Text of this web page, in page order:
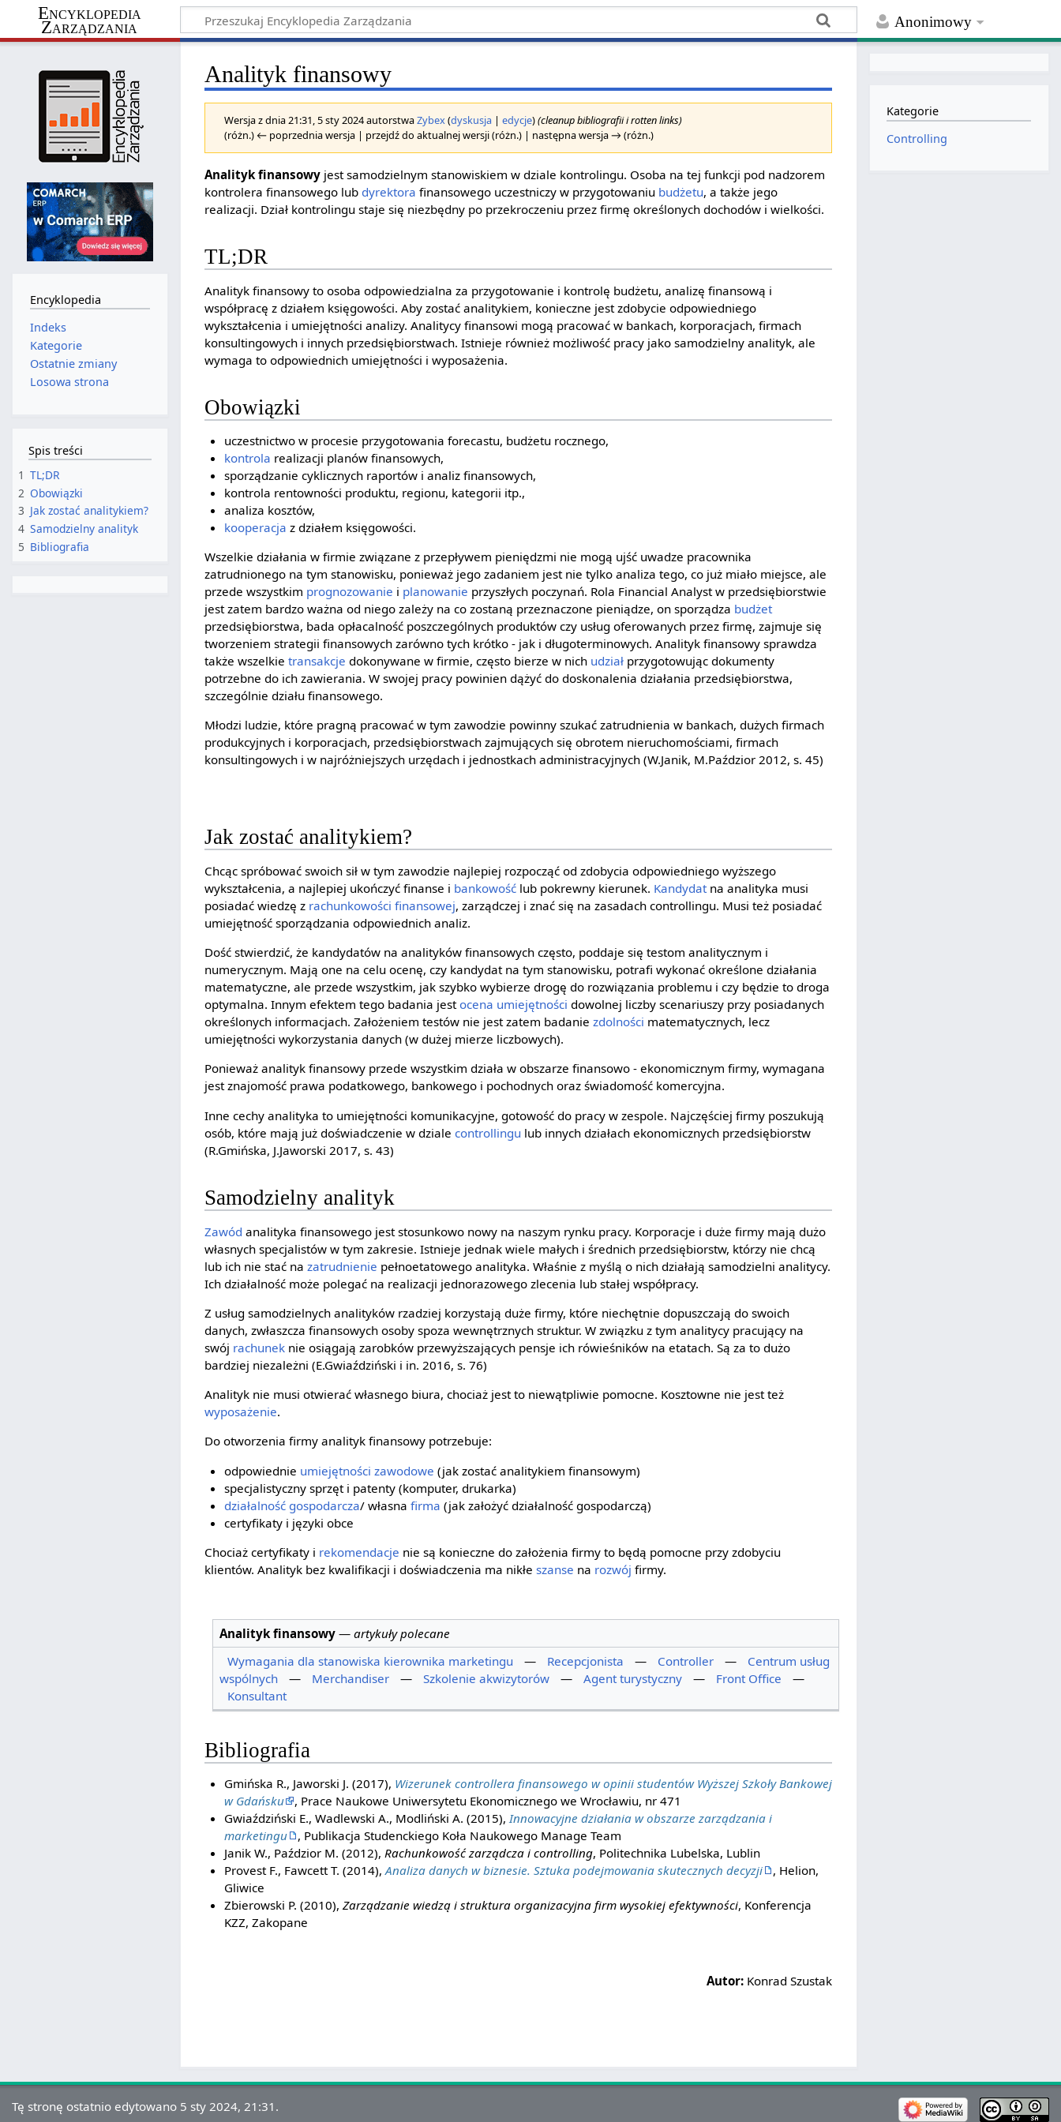
Anonimowy
Encyklopedia
Zarządzania
Analityk finansowy
Wersja z dnia 21:31, 5 sty 2024 autorstwaZybex(dyskusja |edycje)(cleanup bibliografii i rotten links)
(różn.) ← poprzednia wersja | przejdź do aktualnej wersji (różn.) | następna wersja → (różn.)
Analityk finansowy jest samodzielnym stanowiskiem w dziale kontrolingu. Osoba na tej funkcji pod nadzorem
kontrolera finansowego lub dyrektora finansowego uczestniczy w przygotowaniu budżetu, a także jego
realizacji. Dział kontrolingu staje się niezbędny po przekroczeniu przez firmę określonych dochodów i wielkości.
TL;DR
Analityk finansowy to osoba odpowiedzialna za przygotowanie i kontrolę budżetu, analizę finansową i
współpracę z działem księgowości. Aby zostać analitykiem, konieczne jest zdobycie odpowiedniego
wykształcenia i umiejętności analizy. Analitycy finansowi mogą pracować w bankach, korporacjach, firmach
konsultingowych i innych przedsiębiorstwach. Istnieje również możliwość pracy jako samodzielny analityk, ale
wymaga to odpowiednich umiejętności i wyposażenia.
Obowiązki
uczestnictwo w procesie przygotowania forecastu, budżetu rocznego,
kontrola realizacji planów finansowych,
sporządzanie cyklicznych raportów i analiz finansowych,
kontrola rentowności produktu, regionu, kategorii itp.,
analiza kosztów,
kooperacja z działem księgowości.
Wszelkie działania w firmie związane z przepływem pieniędzmi nie mogą ujść uwadze pracownika
zatrudnionego na tym stanowisku, ponieważ jego zadaniem jest nie tylko analiza tego, co już miało miejsce, ale
przede wszystkim prognozowanie i planowanie przyszłych poczynań. Rola Financial Analyst w przedsiębiorstwie
jest zatem bardzo ważna od niego zależy na co zostaną przeznaczone pieniądze, on sporządza budżet
przedsiębiorstwa, bada opłacalność poszczególnych produktów czy usług oferowanych przez firmę, zajmuje się
tworzeniem strategii finansowych zarówno tych krótko - jak i długoterminowych. Analityk finansowy sprawdza
także wszelkietransakcje dokonywane w firmie, często bierze w nich udział przygotowując dokumenty
potrzebne do ich zawierania. W swojej pracy powinien dążyć do doskonalenia działania przedsiębiorstwa,
szczególnie działu finansowego.
Młodzi ludzie, które pragną pracować w tym zawodzie powinny szukać zatrudnienia w bankach, dużych firmach
produkcyjnych i korporacjach, przedsiębiorstwach zajmujących się obrotem nieruchomościami, firmach
konsultingowych i w najróżniejszych urzędach i jednostkach administracyjnych (W.Janik, M.Paździor 2012, s. 45)
Jak zostać analitykiem?
Chcąc spróbować swoich sił w tym zawodzie najlepiej rozpocząć od zdobycia odpowiedniego wyższego
wykształcenia, a najlepiej ukończyć finanse i bankowość lub pokrewny kierunek. Kandydat na analityka musi
posiadać wiedzę z rachunkowości finansowej, zarządczej i znać się na zasadach controllingu. Musi też posiadać
umiejętność sporządzania odpowiednich analiz.
Dość stwierdzić, że kandydatów na analityków finansowych często, poddaje się testom analitycznym i
numerycznym. Mają one na celu ocenę, czy kandydat na tym stanowisku, potrafi wykonać określone działania
matematyczne, ale przede wszystkim, jak szybko wybierze drogę do rozwiązania problemu i czy będzie to droga
optymalna. Innym efektem tego badania jestocena umiejętności dowolnej liczby scenariuszy przy posiadanych
określonych informacjach. Założeniem testów nie jest zatem badaniezdolności matematycznych, lecz
umiejętności wykorzystania danych (w dużej mierze liczbowych).
Ponieważ analityk finansowy przede wszystkim działa w obszarze finansowo - ekonomicznym firmy, wymagana
jest znajomość prawa podatkowego, bankowego i pochodnych oraz świadomość komercyjna.
Inne cechy analityka to umiejętności komunikacyjne, gotowość do pracy w zespole. Najczęściej firmy poszukują
osób, które mają już doświadczenie w dzialecontrollingu lub innych działach ekonomicznych przedsiębiorstw
(R.Gmińska, J.Jaworski 2017, s. 43)
Samodzielny analityk
Zawód analityka finansowego jest stosunkowo nowy na naszym rynku pracy. Korporacje i duże firmy mają dużo
własnych specjalistów w tym zakresie. Istnieje jednak wiele małych i średnich przedsiębiorstw, którzy nie chcą
lub ich nie stać nazatrudnienie pełnoetatowego analityka. Właśnie z myślą o nich działają samodzielni analitycy.
Ich działalność może polegać na realizacji jednorazowego zlecenia lub stałej współpracy.
Z usług samodzielnych analityków rzadziej korzystają duże firmy, które niechętnie dopuszczają do swoich
danych, zwłaszcza finansowych osoby spoza wewnętrznych struktur. W związku z tym analitycy pracujący na
swój rachunek nie osiągają zarobków przewyższających pensje ich rówieśników na etatach. Są za to dużo
bardziej niezależni (E.Gwiaździński i in. 2016, s. 76)
Analityk nie musi otwierać własnego biura, chociaż jest to niewątpliwie pomocne. Kosztowne nie jest też
wyposażenie.
Do otworzenia firmy analityk finansowy potrzebuje:
odpowiednie umiejętności zawodowe (jak zostać analitykiem finansowym)
specjalistyczny sprzęt i patenty (komputer, drukarka)
działalność gospodarcza/ własna firma (jak założyć działalność gospodarczą)
certyfikaty i języki obce
Chociaż certyfikaty i rekomendacje nie są konieczne do założenia firmy to będą pomocne przy zdobyciu
klientów. Analityk bez kwalifikacji i doświadczenia ma nikłeszanse na rozwój firmy.
Analityk finansowy— artykuły polecane
Wymagania dla stanowiska kierownika marketingu
— Recepcjonista — Controller —
Centrum usług
wspólnych
— Merchandiser — Szkolenie akwizytorów — Agent turystyczny — Front Office
—
Konsultant
Bibliografia
Gmińska R., Jaworski J. (2017), Wizerunek controllera finansowego w opinii studentów Wyższej Szkoły Bankowej
w Gdańsku
, Prace Naukowe Uniwersytetu Ekonomicznego we Wrocławiu, nr 471
Gwiaździński E., Wadlewski A., Modliński A. (2015),Innowacyjne działania w obszarze zarządzania i
marketingu
, Publikacja Studenckiego Koła Naukowego Manage Team
Janik W., Paździor M. (2012), Rachunkowość zarządcza i controlling, Politechnika Lubelska, Lublin
Provest F., Fawcett T. (2014),Analiza danych w biznesie. Sztuka podejmowania skutecznych decyzji
, Helion,
Gliwice
Zbierowski P. (2010), Zarządzanie wiedzą i struktura organizacyjna firm wysokiej efektywności, Konferencja
KZZ, Zakopane
Autor: Konrad Szustak
Encyklopedia
Indeks
Kategorie
Ostatnie zmiany
Losowa strona
Spis treści
1 TL;DR
2 Obowiązki
3 Jak zostać analitykiem?
4 Samodzielny analityk
5 Bibliografia
Kategorie
Controlling
Tę stronę ostatnio edytowano 5 sty 2024, 21:31.